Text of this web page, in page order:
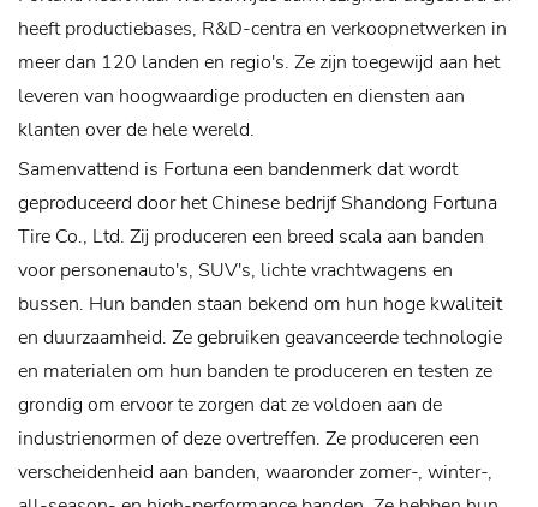
heeft productiebases, R&D-centra en verkoopnetwerken in
meer dan 120 landen en regio's. Ze zijn toegewijd aan het
leveren van hoogwaardige producten en diensten aan
klanten over de hele wereld.
Samenvattend is Fortuna een bandenmerk dat wordt
geproduceerd door het Chinese bedrijf Shandong Fortuna
Tire Co., Ltd. Zij produceren een breed scala aan banden
voor personenauto's, SUV's, lichte vrachtwagens en
bussen. Hun banden staan ​​bekend om hun hoge kwaliteit
en duurzaamheid. Ze gebruiken geavanceerde technologie
en materialen om hun banden te produceren en testen ze
grondig om ervoor te zorgen dat ze voldoen aan de
industrienormen of deze overtreffen. Ze produceren een
verscheidenheid aan banden, waaronder zomer-, winter-,